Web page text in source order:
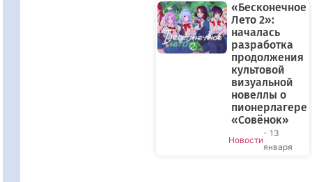
«Бесконечное
Лето 2»:
началась
разработка
продолжения
культовой
визуальной
новеллы о
пионерлагере
«Совёнок»
Новости
- 13
января